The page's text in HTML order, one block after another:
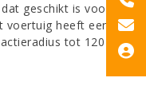
geschikt is voor
voertuig heeft een
tot 120